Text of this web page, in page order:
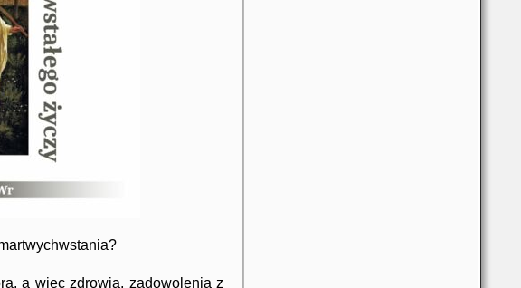
a więc zdrowia, zadowolenia z